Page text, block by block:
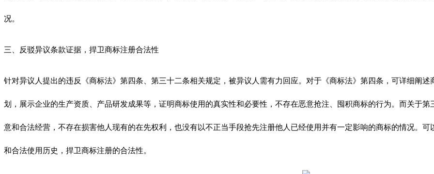
况。
三、反驳异议条款证据，捍卫商标注册合法性
针对异议人提出的违反《商标法》第四条、第三十二条相关规定，被异议人需有力回应。对于《商标法》第四条，可详细阐
划，展示企业的生产资质、产品研发成果等，证明商标使用的真实性和必要性，不存在恶意抢注、囤积商标的行为。而关于
意和合法经营，不存在损害他人现有的在先权利，也没有以不正当手段抢先注册他人已经使用并有一定影响的商标的情况。
和合法使用历史，捍卫商标注册的合法性。